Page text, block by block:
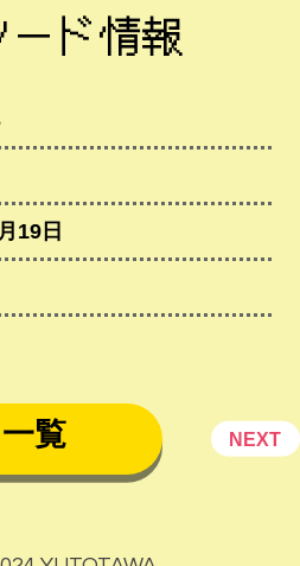
ド情報
19日
一覧 NEXT